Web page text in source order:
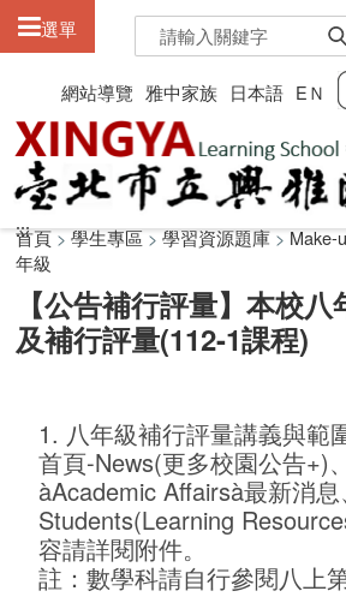
網站導覽 雅中家族 日本語 EＮ
選單
:::
:::
【公告補行評量】本校
及補行評量(112-1課程)
首頁>學生專區>學習資源題庫>Make-
年級
1. 八年級補行評量講義與範
首頁-News(更多校園公告+)
àAcademic Affairsà最新消息、
Students(Learning
容請詳閱附件。
註：數學科請自行參閱八上